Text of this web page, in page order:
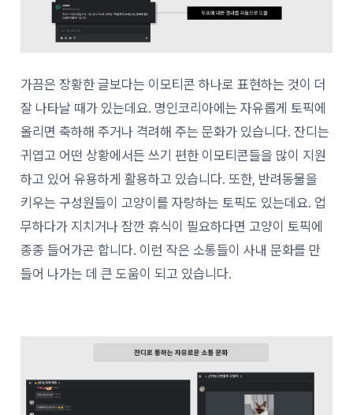
가끔은 장황한 글보다는 이모티콘 하나로 표현하는 것이 더
잘 나타날 때가 있는데요. 명인코리아에는 자유롭게 토픽에
올리면 축하해 주거나 격려해 주는 문화가 있습니다. 잔디는
귀엽고 어떤 상황에서든 쓰기 편한 이모티콘들을 많이 지원
하고 있어 유용하게 활용하고 있습니다. 또한, 반려동물을
키우는 구성원들이 고양이를 자랑하는 토픽도 있는데요. 업
무하다가 지치거나 잠깐 휴식이 필요하다면 고양이 토픽에
종종 들어가곤 합니다. 이런 작은 소통들이 사내 문화를 만
들어 나가는 데 큰 도움이 되고 있습니다.